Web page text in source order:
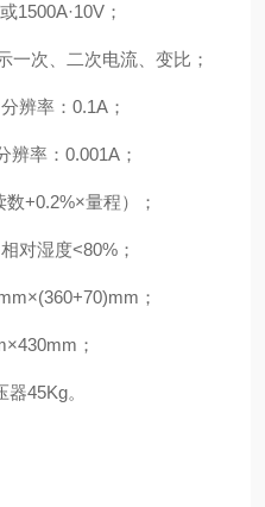
1500A·10V；
一次、二次电流、变比；
辨率：0.1A；
率：0.001A；
+0.2%×量程）；
对湿度<80%；
；
；
45Kg。